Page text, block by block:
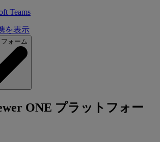
Teams
を表示
ォーム
ONE プラットフォー